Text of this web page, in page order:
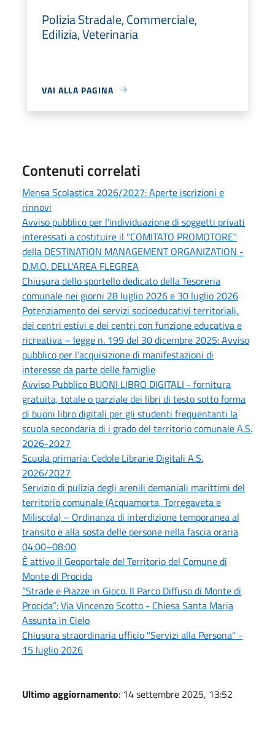
Polizia Stradale, Commerciale,
Edilizia, Veterinaria
VAI ALLA PAGINA
Contenuti correlati
Mensa Scolastica 2026/2027: Aperte iscrizioni e
rinnovi
Avviso pubblico per l'individuazione di soggetti privati
interessati a costituire il "COMITATO PROMOTORE"
della DESTINATION MANAGEMENT ORGANIZATION -
D.M.O. DELL'AREA FLEGREA
Chiusura dello sportello dedicato della Tesoreria
comunale nei giorni 28 luglio 2026 e 30 luglio 2026
Potenziamento dei servizi socioeducativi territoriali,
dei centri estivi e dei centri con funzione educativa e
ricreativa – legge n. 199 del 30 dicembre 2025: Avviso
pubblico per l'acquisizione di manifestazioni di
interesse da parte delle famiglie
Avviso Pubblico BUONI LIBRO DIGITALI - fornitura
gratuita, totale o parziale dei libri di testo sotto forma
di buoni libro digitali per gli studenti frequentanti la
scuola secondaria di i grado del territorio comunale A.S.
2026-2027
Scuola primaria: Cedole Librarie Digitali A.S.
2026/2027
Servizio di pulizia degli arenili demaniali marittimi del
territorio comunale (Acquamorta, Torregaveta e
Miliscola) – Ordinanza di interdizione temporanea al
transito e alla sosta delle persone nella fascia oraria
04:00–08:00
È attivo il Geoportale del Territorio del Comune di
Monte di Procida
“Strade e Piazze in Gioco. Il Parco Diffuso di Monte di
Procida”: Via Vincenzo Scotto - Chiesa Santa Maria
Assunta in Cielo
Chiusura straordinaria ufficio "Servizi alla Persona" -
15 luglio 2026
Ultimo aggiornamento: 14 settembre 2025, 13:52